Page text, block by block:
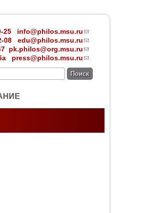
25 info@philos.msu.ru
e-mail)
08 edu@philos.msu.ru
e-mail)
pk.philos@org.msu.ru
e-mail)
press@philos.msu.ru
sends
e-mail)